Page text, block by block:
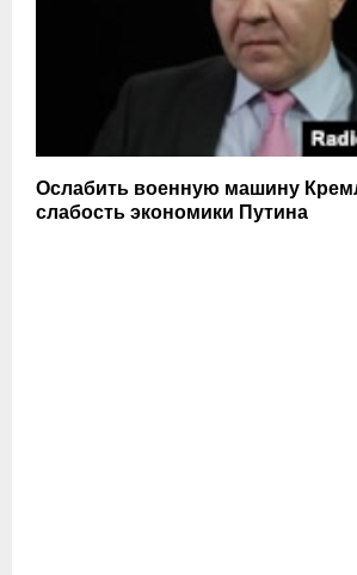
Ослабить военную машину
слабость экономики Путина